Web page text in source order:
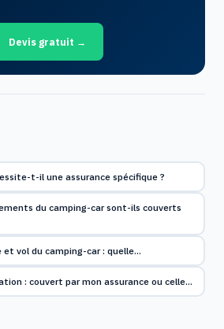
Devis gratuit →
t-il une assurance spécifique ?
du camping-car sont-ils couverts
et vol du camping-car : quelle…
: couvert par mon assurance ou celle…